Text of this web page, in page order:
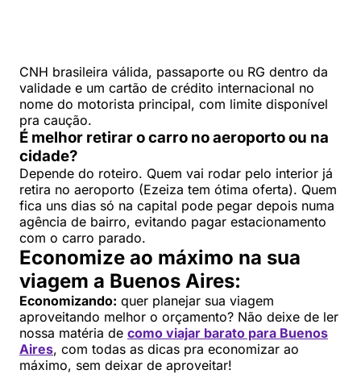
CNH brasileira válida, passaporte ou RG dentro da
validade e um cartão de crédito internacional no
nome do motorista principal, com limite disponível
pra caução.
É melhor retirar o carro no aeroporto ou na
cidade?
Depende do roteiro. Quem vai rodar pelo interior já
retira no aeroporto (Ezeiza tem ótima oferta). Quem
fica uns dias só na capital pode pegar depois numa
agência de bairro, evitando pagar estacionamento
com o carro parado.
Economize ao máximo na sua
viagem a Buenos Aires:
Economizando: quer planejar sua viagem
aproveitando melhor o orçamento? Não deixe de ler
nossa matéria de como viajar barato para Buenos
Aires, com todas as dicas pra economizar ao
máximo, sem deixar de aproveitar!